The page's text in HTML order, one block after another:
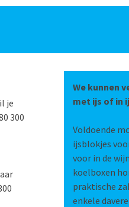
je
300
We kunnen
met ijs of in
Voldoende
ijsblokjes
voor in de
koelboxen
praktische
enkele